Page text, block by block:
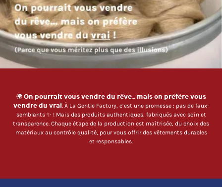
🌍 𝗢𝗻 𝗽𝗼𝘂𝗿𝗿𝗮𝗶𝘁 𝘃𝗼𝘂𝘀 𝘃𝗲𝗻𝗱𝗿𝗲 𝗱𝘂 𝗿𝗲̂𝘃𝗲… 𝗺𝗮𝗶𝘀 𝗼𝗻 𝗽𝗿𝗲́𝗳𝗲̀𝗿𝗲 𝘃𝗼𝘂𝘀
𝘃𝗲𝗻𝗱𝗿𝗲 𝗱𝘂 𝘃𝗿𝗮𝗶. À La Gentle Factory, c’est une promesse : pas de faux-
semblants ✨ ! Mais des produits authentiques, fabriqués avec soin et
transparence. Chaque étape de la production est maîtrisée, du choix des
matériaux au contrôle qualité, pour vous offrir des vêtements durables
et responsables.